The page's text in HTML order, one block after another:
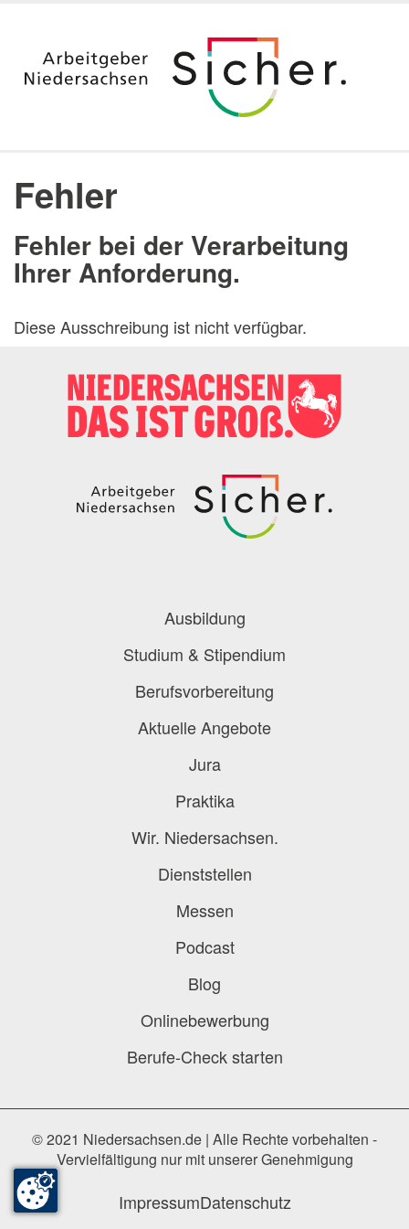
Duales Studium & Stipendium
Aktuelle Angebote
Jura
Praktika
Dienststellen
Messen
Podcast
Berufe-Check
Fehler
Fehler bei der Verarbeitung
Ihrer Anforderung.
Diese Ausschreibung ist nicht verfügbar.
Ausbildung
Studium & Stipendium
Berufsvorbereitung
Aktuelle Angebote
Jura
Praktika
Wir. Niedersachsen.
Dienststellen
Messen
Podcast
Blog
Onlinebewerbung
Berufe-Check starten
© 2021 Niedersachsen.de | Alle Rechte vorbehalten -
Vervielfältigung nur mit unserer Genehmigung
ImpressumDatenschutz